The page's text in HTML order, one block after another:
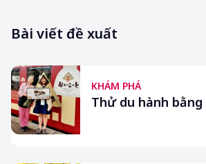
Bài viết đề xuất
KHÁM PHÁ
Thử du hành